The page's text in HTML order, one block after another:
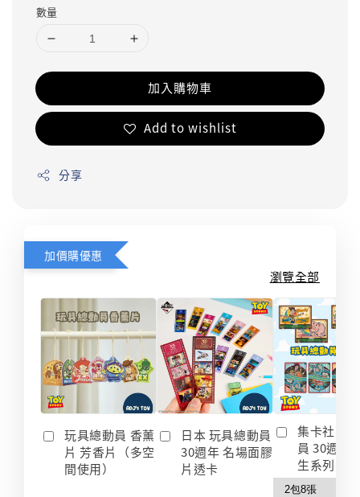
數量
加入購物車
Add to wishlist
分享
加價購優惠
瀏覽全部
玩具總動員 香薰
片 芳香片（多空
間使用）
日本 玩具總動員
30週年 名場面膠
片透卡
集卡社 玩
員 30週年
生系列 收